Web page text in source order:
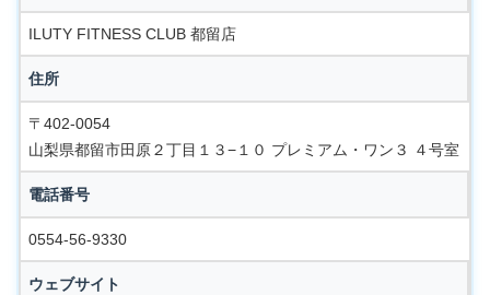
ILUTY FITNESS CLUB 都留店
住所
〒402-0054
山梨県都留市田原２丁目１３−１０ プレミアム・ワン３ ４号室
電話番号
0554-56-9330
ウェブサイト